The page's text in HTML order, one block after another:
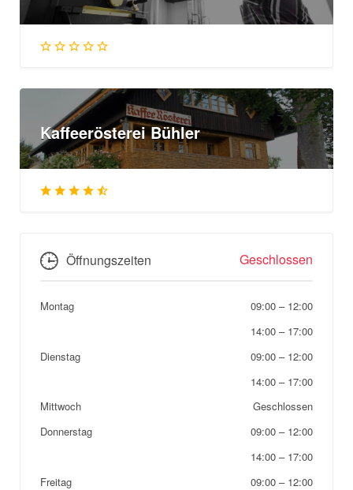
Kaffeerösterei Bühler
Öffnungszeiten Geschlossen
Montag 09:00 – 12:00
14:00 – 17:00
Dienstag
09:00 – 12:00
14:00 – 17:00
Mittwoch
Geschlossen
Donnerstag
09:00 – 12:00
14:00 – 17:00
Freitag
09:00 – 12:00